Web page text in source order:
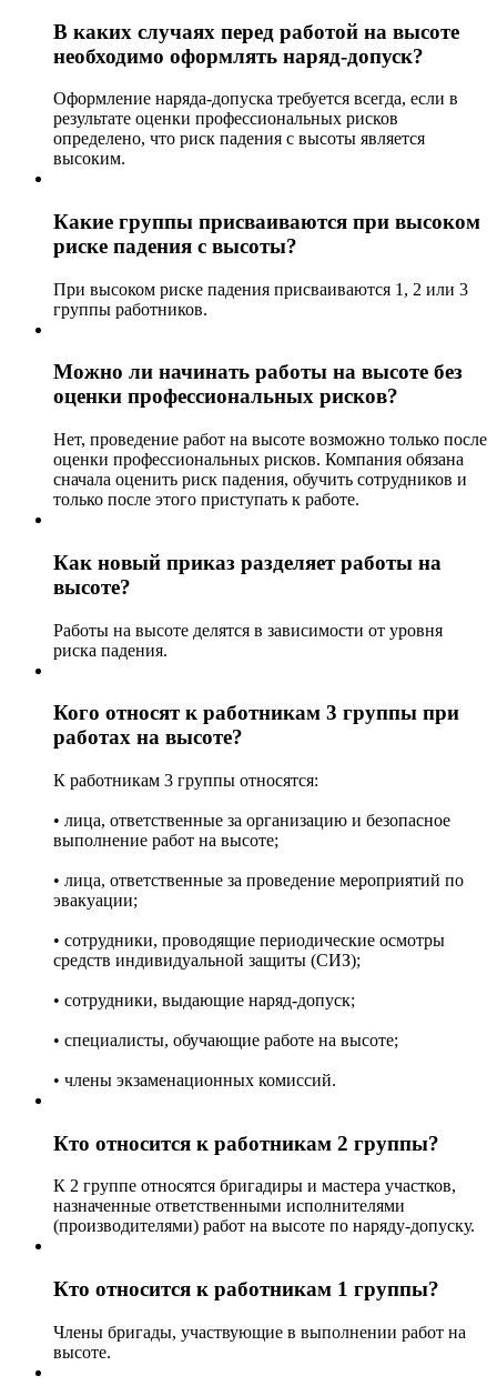
В каких случаях перед работой на высоте
необходимо оформлять наряд-допуск?
Оформление наряда-допуска требуется всегда, если в
результате оценки профессиональных рисков
определено, что риск падения с высоты является
высоким.
Какие группы присваиваются при высоком
риске падения с высоты?
При высоком риске падения присваиваются 1, 2 или 3
группы работников.
Можно ли начинать работы на высоте без
оценки профессиональных рисков?
Нет, проведение работ на высоте возможно только после
оценки профессиональных рисков. Компания обязана
сначала оценить риск падения, обучить сотрудников и
только после этого приступать к работе.
Как новый приказ разделяет работы на
высоте?
Работы на высоте делятся в зависимости от уровня
риска падения.
Кого относят к работникам 3 группы при
работах на высоте?
К работникам 3 группы относятся:
• лица, ответственные за организацию и безопасное
выполнение работ на высоте;
• лица, ответственные за проведение мероприятий по
эвакуации;
• сотрудники, проводящие периодические осмотры
средств индивидуальной защиты (СИЗ);
• сотрудники, выдающие наряд-допуск;
• специалисты, обучающие работе на высоте;
• члены экзаменационных комиссий.
Кто относится к работникам 2 группы?
К 2 группе относятся бригадиры и мастера участков,
назначенные ответственными исполнителями
(производителями) работ на высоте по наряду-допуску.
Кто относится к работникам 1 группы?
Члены бригады, участвующие в выполнении работ на
высоте.